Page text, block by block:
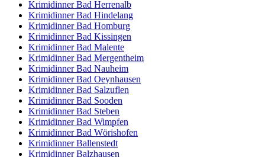
Krimidinner Bad Herrenalb
Krimidinner Bad Hindelang
Krimidinner Bad Homburg
Krimidinner Bad Kissingen
Krimidinner Bad Malente
Krimidinner Bad Mergentheim
Krimidinner Bad Nauheim
Krimidinner Bad Oeynhausen
Krimidinner Bad Salzuflen
Krimidinner Bad Sooden
Krimidinner Bad Steben
Krimidinner Bad Wimpfen
Krimidinner Bad Wörishofen
Krimidinner Ballenstedt
Krimidinner Balzhausen